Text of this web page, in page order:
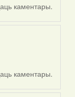
каментары.
каментары.